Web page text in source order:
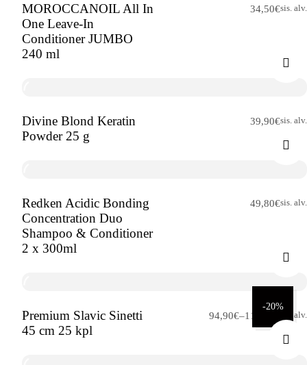
MOROCCANOIL All In
One Leave-In
Conditioner JUMBO
240 ml
34,50€sis. alv.
Divine Blond Keratin
Powder 25 g
39,90€sis. alv.
Redken Acidic Bonding
Concentration Duo
Shampoo & Conditioner
2 x 300ml
49,80€sis. alv.
-20%
Premium Slavic Sinetti
45 cm 25 kpl
94,90€–118,60
Hintaluokka:
sis. alv.